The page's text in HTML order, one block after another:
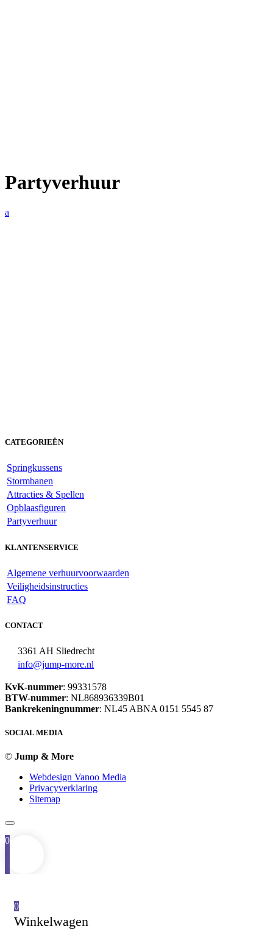
Partyverhuur
a
CATEGORIEËN
Springkussens
Stormbanen
Attracties & Spellen
Opblaasfiguren
Partyverhuur
KLANTENSERVICE
Algemene verhuurvoorwaarden
Veiligheidsinstructies
FAQ
CONTACT
3361 AH Sliedrecht
info@jump-more.nl
KvK-nummer: 99331578
BTW-nummer: NL868936339B01
Bankrekeningnummer: NL45 ABNA 0151 5545 87
SOCIAL MEDIA
© Jump & More
Webdesign Vanoo Media
Privacyverklaring
Sitemap
0
0
Winkelwagen